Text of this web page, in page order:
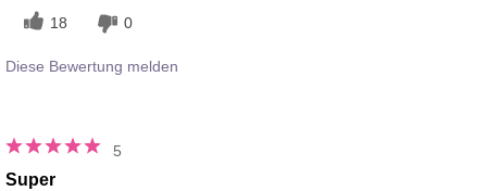
18 0
Diese Bewertung melden
5
Super